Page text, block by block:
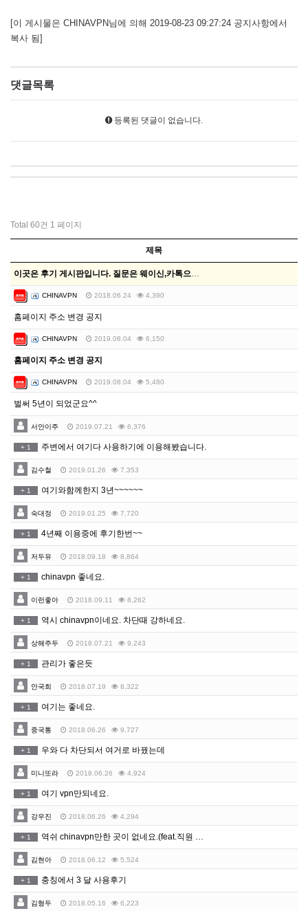
[이 게시물은 CHINAVPN님에 의해 2019-08-23 09:27:24 공지사항에서
복사 됨]
댓글목록
등록된 댓글이 없습니다.
Total 60건 1 페이지
제목
이곳은 후기 게시판입니다. 질문은 웨이신,카톡으로문의주…
CHINAVPN 2018.06.24 4,390
홈페이지 주소 변경 공지
CHINAVPN 2019.08.04 6,150
홈페이지 주소 변경 공지
CHINAVPN 2019.08.04 5,480
벌써 5년이 되었군요^^
서안이주 2019.07.21 6,376
+ 1 주변에서 여기다 사용하기에 이용해봤습니다.
김수철 2019.01.26 7,353
+ 1 여기와함께한지 3년~~~~~~
숙대정 2019.01.25 7,720
+ 1 4년째 이용중에 후기한번~~
저두유 2018.09.18 8,864
+ 1 chinavpn 좋네요.
이런좋아 2018.09.11 8,262
+ 1 역시 chinavpn이네요. 차단때 강하네요.
상해주두 2018.07.21 9,243
+ 1 관리가 좋은듯
안국희 2018.07.19 8,322
+ 1 여기는 좋네요.
중국통 2018.06.26 9,727
+ 1 우와 다 차단되서 여거로 바꿨는데
미니또라 2018.06.26 4,924
+ 1 여기 vpn만되네요.
강우진 2018.06.26 4,294
+ 1 역쉬 chinavpn만한 곳이 없네요.(feat.직원 …
김현아 2018.06.12 5,524
+ 1 충칭에서 3 달 사용후기
김형두 2018.05.16 6,223